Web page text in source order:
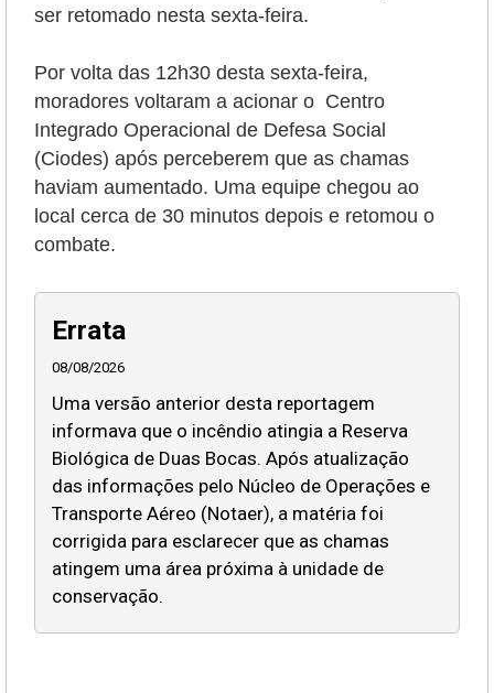
ser retomado nesta sexta-feira.
Por volta das 12h30 desta sexta-feira,
moradores voltaram a acionar o Centro
Integrado Operacional de Defesa Social
(Ciodes) após perceberem que as chamas
haviam aumentado. Uma equipe chegou ao
local cerca de 30 minutos depois e retomou o
combate.
Errata
08/08/2026
Uma versão anterior desta reportagem
informava que o incêndio atingia a Reserva
Biológica de Duas Bocas. Após atualização
das informações pelo Núcleo de Operações e
Transporte Aéreo (Notaer), a matéria foi
corrigida para esclarecer que as chamas
atingem uma área próxima à unidade de
conservação.